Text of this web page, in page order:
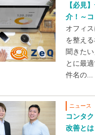
【必見
介！～
オフィ
を整え
聞きた
とに最
件名の...
ニュース
コンタ
改善とは